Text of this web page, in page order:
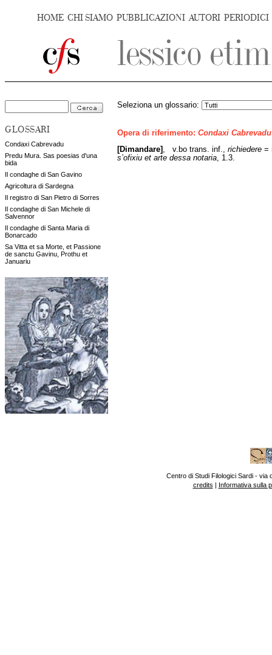
HOME CHI SIAMO PUBBLICAZIONI AUTORI PERIODICI
GLOSSARI
Condaxi Cabrevadu
Predu Mura. Sas poesias d'una
bida
Il condaghe di San Gavino
Agricoltura di Sardegna
Il registro di San Pietro di Sorres
Il condaghe di San Michele di
Salvennor
Il condaghe di Santa Maria di
Bonarcado
Sa Vitta et sa Morte, et Passione
de sanctu Gavinu, Prothu et
Januariu
Seleziona un glossario:
Opera di riferimento: Condaxi Cabrevadu
[Dimandare]
v.bo trans. inf., richiedere =
s’ofixiu et arte dessa notaria , 1.3.
Centro di Studi Filologici Sardi - via
credits | Informativa sulla